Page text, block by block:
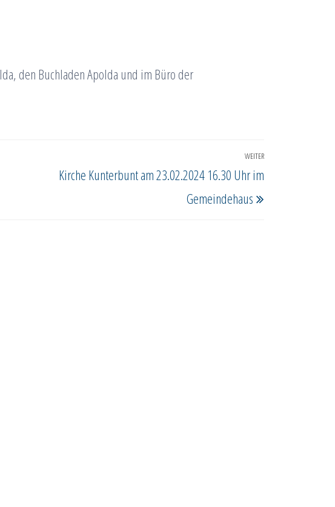
den Buchladen Apolda und im Büro der
Nächster
WEITER
Kirche Kunterbunt am 23.02.2024 16.30 Uhr im
Gemeindehaus